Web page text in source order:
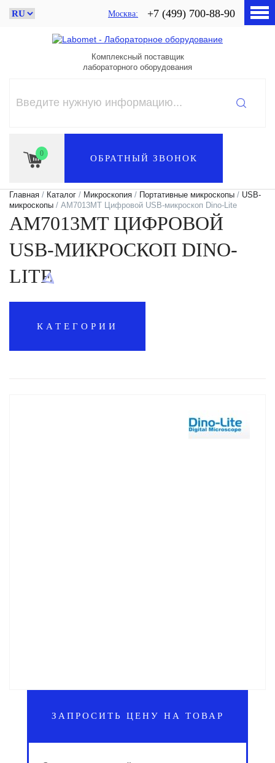
Москва +7 (499) 700-88-90
Комплексный поставщик
лабораторного оборудования
0 ОБРАТНЫЙ ЗВОНОК
Главная / Каталог / Микроскопия / Портативные микроскопы / USB-
микроскопы / AM7013MT Цифровой USB-микроскоп Dino-Lite
AM7013MT ЦИФРОВОЙ
USB-МИКРОСКОП DINO-
LITE
КАТЕГОРИИ
ЗАПРОСИТЬ ЦЕНУ НА ТОВАР